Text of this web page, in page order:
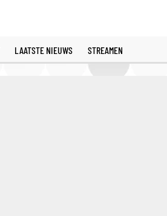
LAATSTE NIEUWS STREAMEN